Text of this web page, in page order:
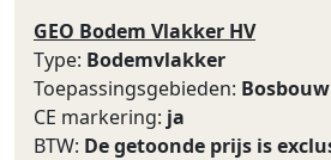
GEO Bodem Vlakker HV
Type: Bodemvlakker
Toepassingsgebieden:
CE markering: ja
BTW: De getoonde prijs is